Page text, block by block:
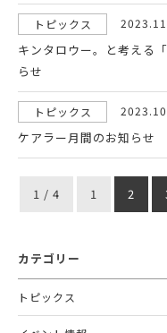
トピックス
キンタロウー。と考える
らせ
トピックス
ケアラー月間のお知らせ
1 / 4 1 2
カテゴリー
トピックス